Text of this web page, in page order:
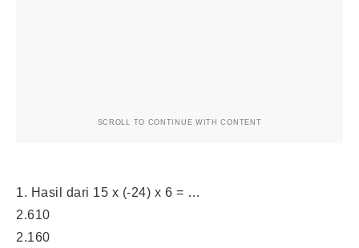
SCROLL TO CONTINUE WITH CONTENT
1. Hasil dari 15 x (-24) x 6 = …
2.610
2.160